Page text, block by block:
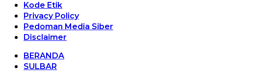
Kode Etik
Privacy Policy
Pedoman Media Siber
Disclaimer
BERANDA
SULBAR